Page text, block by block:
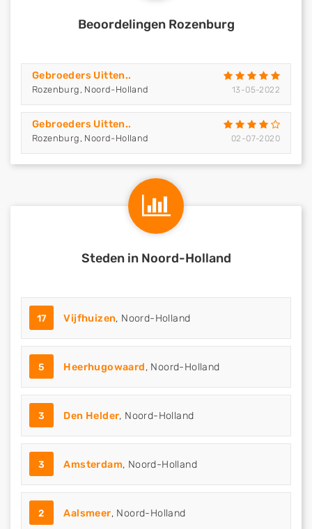
Beoordelingen Rozenburg
Gebroeders Uitten..
Rozenburg, Noord-Holland 13-05-2022
Gebroeders Uitten..
Rozenburg, Noord-Holland 02-07-2020
Steden in Noord-Holland
17 Vijfhuizen, Noord-Holland
5 Heerhugowaard, Noord-Holland
3 Den Helder, Noord-Holland
3 Amsterdam, Noord-Holland
2 Aalsmeer, Noord-Holland